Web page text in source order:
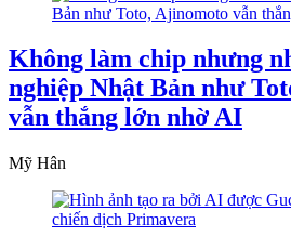
Không làm chip nhưng
nghiệp Nhật Bản như
vẫn thắng lớn nhờ AI
Mỹ Hân